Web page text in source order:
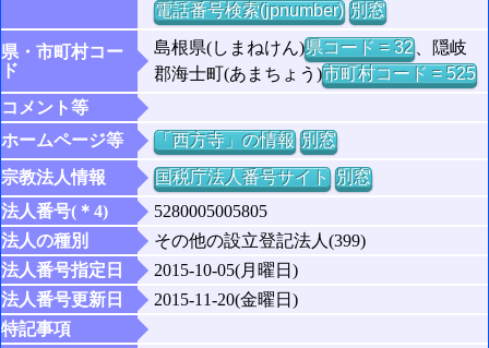
電話番号検索(jpnumber) 別窓
県・市町村コー
ド
島根県(しまねけん)県コード = 32、隠岐
郡海士町(あまちょう)市町村コード = 525
コメント等
ホームページ等
「西方寺」の情報 別窓
宗教法人情報
国税庁法人番号サイト 別窓
法人番号(＊4)
5280005005805
法人の種別
その他の設立登記法人(399)
法人番号指定日
2015-10-05(月曜日)
法人番号更新日
2015-11-20(金曜日)
特記事項